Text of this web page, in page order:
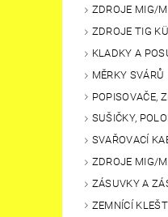
ZDROJE MIG/
ZDROJE TIG
KLADKY A
MĚRKY SVÁRŮ
POPISOVAČE,
SUŠIČKY,
SVAŘOVACÍ
ZDROJE MIG/
ZÁSUVKY A
ZEMNÍCÍ